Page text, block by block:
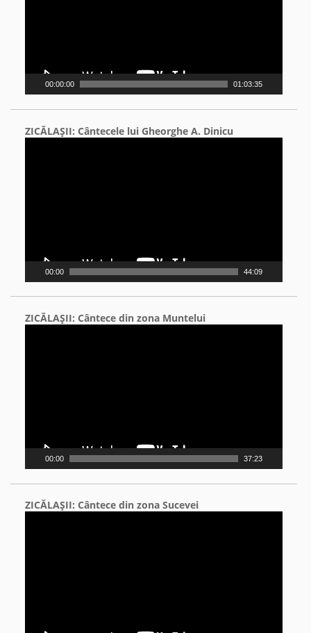
00:00:00 01:03:35
ZICĂLAŞII: Cântecele lui Gheorghe A. Dinicu
00:00 44:09
ZICĂLAŞII: Cântece din zona Muntelui
00:00 37:23
ZICĂLAŞII: Cântece din zona Sucevei